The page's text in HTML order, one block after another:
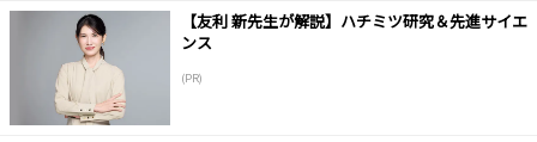
【友利 新先生が解説】ハチミツ研究＆先進サイエ
ンス
(PR)